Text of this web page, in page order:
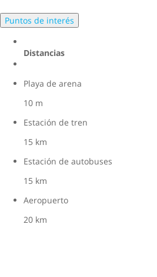
Puntos de interés
Distancias
Playa de arena
10 m
Estación de tren
15 km
Estación de autobuses
15 km
Aeropuerto
20 km